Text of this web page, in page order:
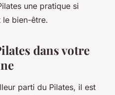
une pratique si
le bien-être.
dans votre
parti du Pilates, il est